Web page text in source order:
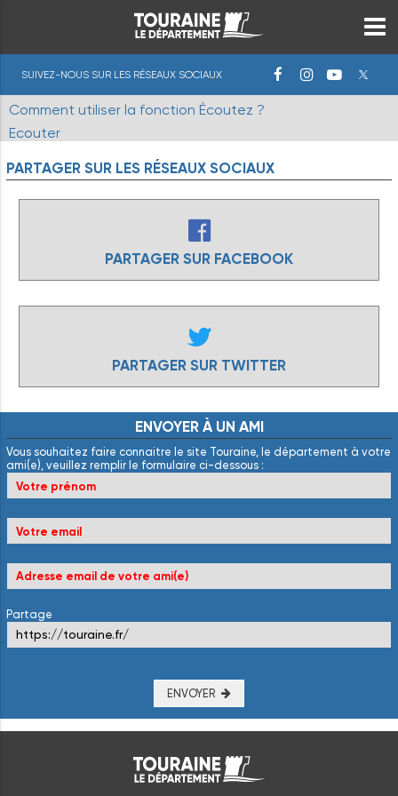
SUIVEZ-NOUS SUR LES RÉSEAUX SOCIAUX
Comment utiliser la fonction Écoutez ?
Ecouter
PARTAGER SUR LES RÉSEAUX SOCIAUX
PARTAGER SUR FACEBOOK
PARTAGER SUR TWITTER
ENVOYER À UN AMI
Vous souhaitez faire connaitre le site Touraine, le département à votre
ami(e), veuillez remplir le formulaire ci-dessous :
Partage
ENVOYER